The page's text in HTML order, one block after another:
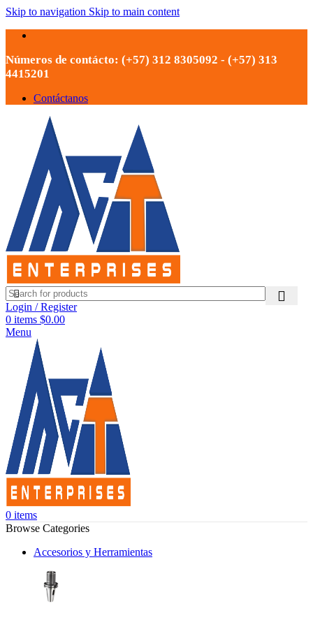
Skip to navigation Skip to main content
Números de contácto: (+57) 312 8305092 - (+57) 313
4415201
Contáctanos
Login / Register
0 items $0.00
Menu
0 items
Browse Categories
Accesorios y Herramientas